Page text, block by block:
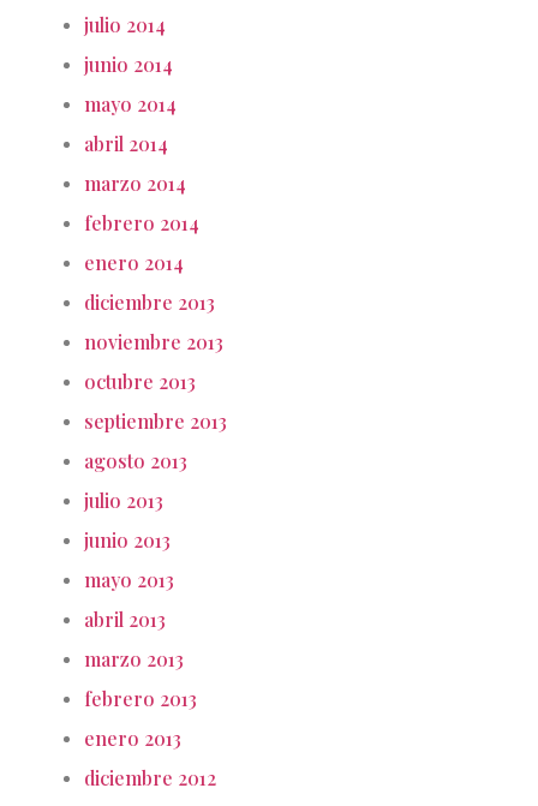
julio 2014
junio 2014
mayo 2014
abril 2014
marzo 2014
febrero 2014
enero 2014
diciembre 2013
noviembre 2013
octubre 2013
septiembre 2013
agosto 2013
julio 2013
junio 2013
mayo 2013
abril 2013
marzo 2013
febrero 2013
enero 2013
diciembre 2012